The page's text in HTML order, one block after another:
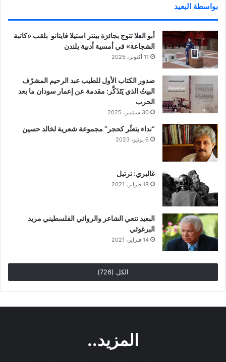
بواسطة البعيد
أبو العلا تتوج بجائزة بينتر استيلا قايتانو بلقب «كاتبة
الشجاعة» في أمسية أدبية بلندن
11 أكتوبر، 2025
صدور الكتاب الأول للطيب عبد الرحيم المشرّف
البيتُ الذي يَتَذَكَّر: مقدمة عن إعمار سودان ما بعد
الحرب
30 سبتمبر، 2025
“نداء يتعثّر كحجر” مجموعة شعرية لخالد حسين
6 يونيو، 2023
غاليري: ترتيل
18 فبراير، 2021
البعيد تنعي الشاعر والروائي الفلسطيني مريد
البرغوثي
14 فبراير، 2021
الكل (726)
المزيد..